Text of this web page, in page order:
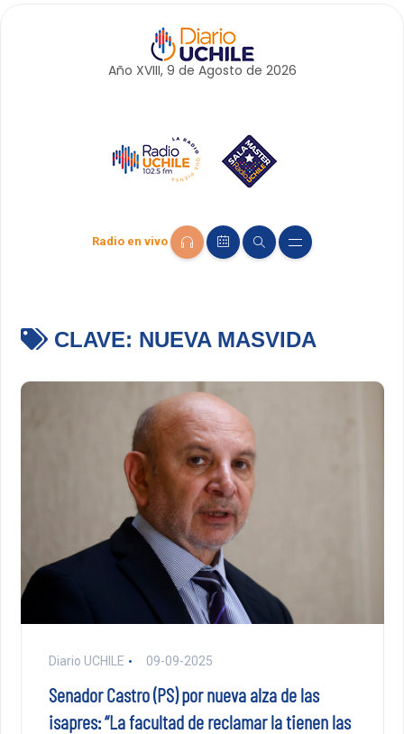
Año XVIII, 9 de Agosto de 2026
Radio en vivo
CLAVE: NUEVA MASVIDA
Diario UCHILE 09-09-2025
Senador Castro (PS) por nueva alza de las
isapres: “La facultad de reclamar la tienen las